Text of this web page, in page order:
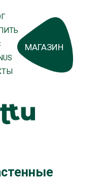
МАГАЗИН